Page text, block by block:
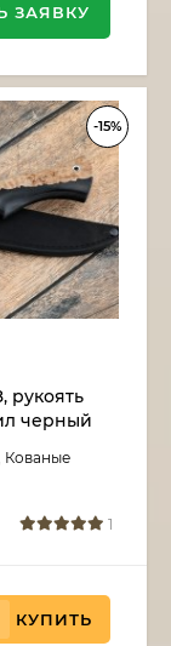
ЗАЯВКУ
-15%
рукоять
черный
Кованые
1
КУПИТЬ